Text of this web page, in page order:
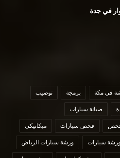
في جدة
في مكة برمجة توضيب
صيانة سيارات
فحص سيارات ميكانيكي
ورشة سيارات ورشة سيارات الرياض